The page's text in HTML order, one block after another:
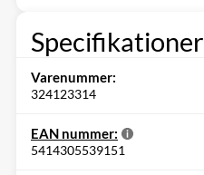
Specifikationer
Varenummer:
324123314
EAN nummer:
5414305539151